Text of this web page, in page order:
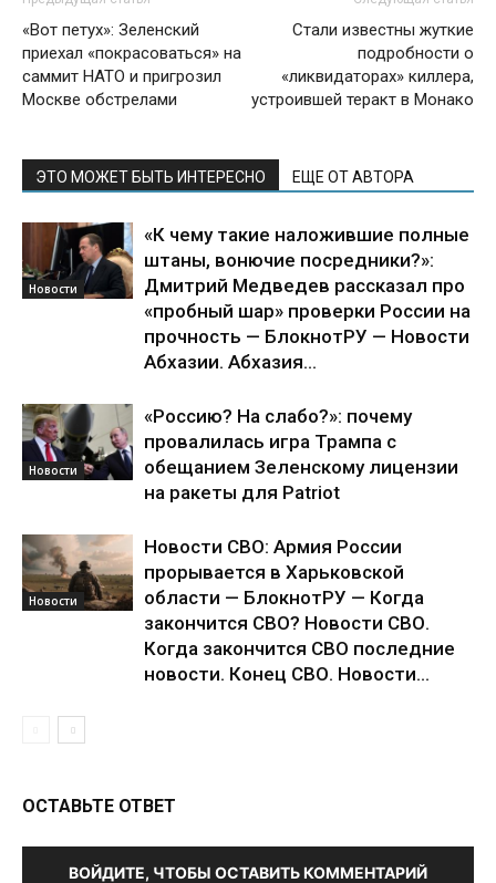
«Вот петух»: Зеленский
приехал «покрасоваться» на
саммит НАТО и пригрозил
Москве обстрелами
Стали известны жуткие
подробности о
«ликвидаторах» киллера,
устроившей теракт в Монако
ЭТО МОЖЕТ БЫТЬ ИНТЕРЕСНО ЕЩЕ ОТ АВТОРА
Новости
«К чему такие наложившие полные
штаны, вонючие посредники?»:
Дмитрий Медведев рассказал про
«пробный шар» проверки России на
прочность — БлокнотРУ — Новости
Абхазии. Абхазия...
Новости
«Россию? На слабо?»: почему
провалилась игра Трампа с
обещанием Зеленскому лицензии
на ракеты для Patriot
Новости
Новости СВО: Армия России
прорывается в Харьковской
области — БлокнотРУ — Когда
закончится СВО? Новости СВО.
Когда закончится СВО последние
новости. Конец СВО. Новости...
ОСТАВЬТЕ ОТВЕТ
ВОЙДИТЕ, ЧТОБЫ ОСТАВИТЬ КОММЕНТАРИЙ